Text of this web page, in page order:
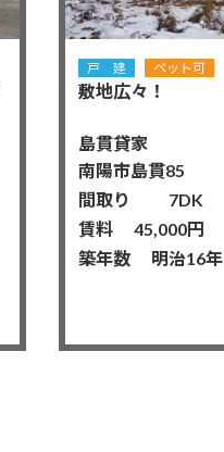
戸 建 ペット可
敷地広々！
島貫貸家
南陽市島貫85
間取り 7DK
賃料 45,000円
築年数 明治16年